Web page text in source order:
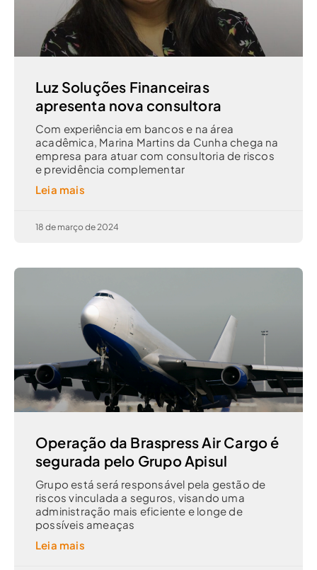
Luz Soluções Financeiras
apresenta nova consultora
Com experiência em bancos e na área
acadêmica, Marina Martins da Cunha chega na
empresa para atuar com consultoria de riscos
e previdência complementar
Leia mais
18 de março de 2024
Operação da Braspress Air Cargo é
segurada pelo Grupo Apisul
Grupo está será responsável pela gestão de
riscos vinculada a seguros, visando uma
administração mais eficiente e longe de
possíveis ameaças
Leia mais